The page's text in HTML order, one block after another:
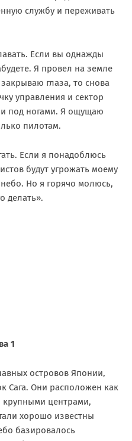
службу и переживать
Если вы однажды
Я провел на земле
глаза, то снова
управления и сектор
под ногами. Я ощущаю
пилотам.
Если я понадоблюсь
будут угрожать моему
Но я горячо молюсь,
делать».
1
островов Японии,
Сага. Они расположен как
крупными центрами,
хорошо известны
базировалось